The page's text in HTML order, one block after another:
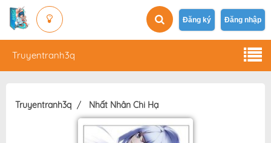
Đăng ký Đăng nhập
Truyentranh3q
Truyentranh3q Nhất Nhân Chi Hạ